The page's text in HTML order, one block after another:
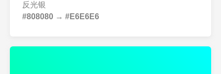
反光银
#808080 → #E6E6E6